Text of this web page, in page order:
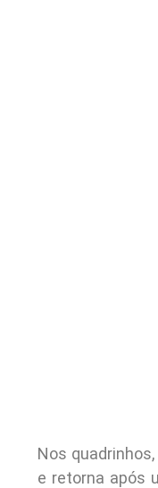
Nos
e retorna após